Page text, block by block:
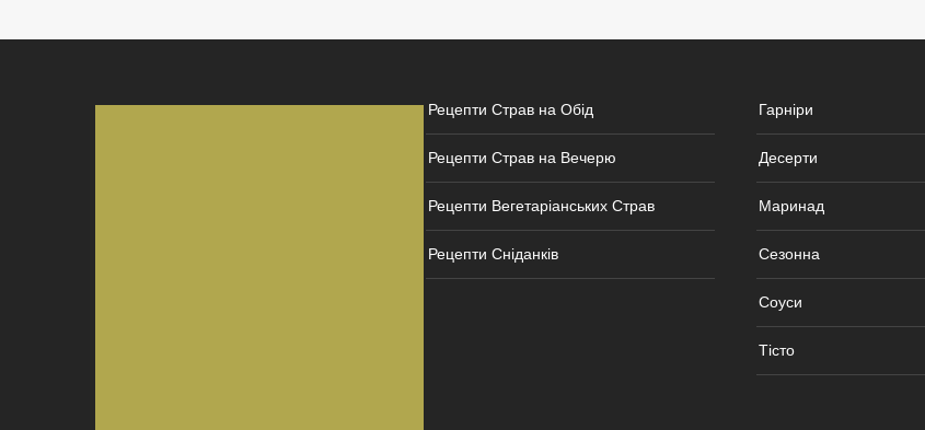
Рецепти Страв на Обід
Рецепти Страв на Вечерю
Рецепти Вегетаріанських Страв
Рецепти Сніданків
Гарніри
Десерти
Маринад
Сезонна
Соуси
Тісто